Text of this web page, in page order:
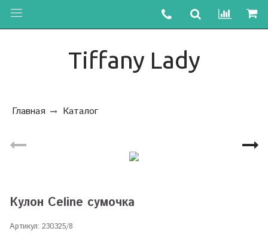
Tiffany Lady
Главная Каталог
Кулон Celine сумочка
Артикул: 230325/8